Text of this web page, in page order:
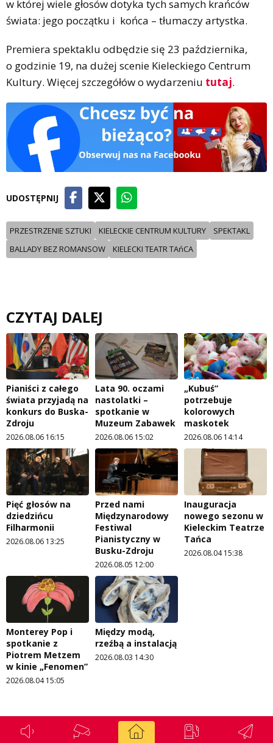
w której wiele głosów dotyka tych samych krańców
świata: jego początku i końca – tłumaczy artystka.
Premiera spektaklu odbędzie się 23 października,
o godzinie 19, na dużej scenie Kieleckiego Centrum
Kultury. Więcej szczegółów o wydarzeniu tutaj.
UDOSTĘPNIJ
PRZESTRZENIE SZTUKI KIELECKIE CENTRUM KULTURY
SPEKTAKL
BALLADY BEZ ROMANSOW
KIELECKI TEATR TAńCA
CZYTAJ DALEJ
Pianiści z całego
świata przyjadą na
konkurs do Buska-
Zdroju
2026.08.06 16:15
Lata 90. oczami
nastolatki –
spotkanie w
Muzeum Zabawek
2026.08.06 15:02
„Kubuś”
potrzebuje
kolorowych
maskotek
2026.08.06 14:14
Pięć głosów na
dziedzińcu
Filharmonii
2026.08.06 13:25
Przed nami
Międzynarodowy
Festiwal
Pianistyczny w
Busku-Zdroju
2026.08.05 12:00
Inauguracja
nowego sezonu w
Kieleckim Teatrze
Tańca
2026.08.04 15:38
Monterey Pop i
spotkanie z
Piotrem Metzem
w kinie „Fenomen”
2026.08.04 15:05
Między modą,
rzeźbą a instalacją
2026.08.03 14:30